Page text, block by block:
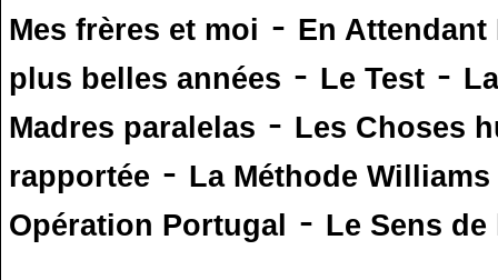
Mes frères et moi - En
plus belles années - Le Test -
Madres paralelas - Les Choses
rapportée - La Méthode Williams
Opération Portugal - Le Sens